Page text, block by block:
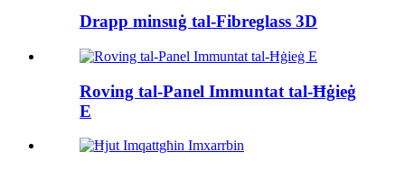
Drapp minsuġ tal-Fibreglass 3D
Roving tal-Panel Immuntat tal-Ħġieġ
E